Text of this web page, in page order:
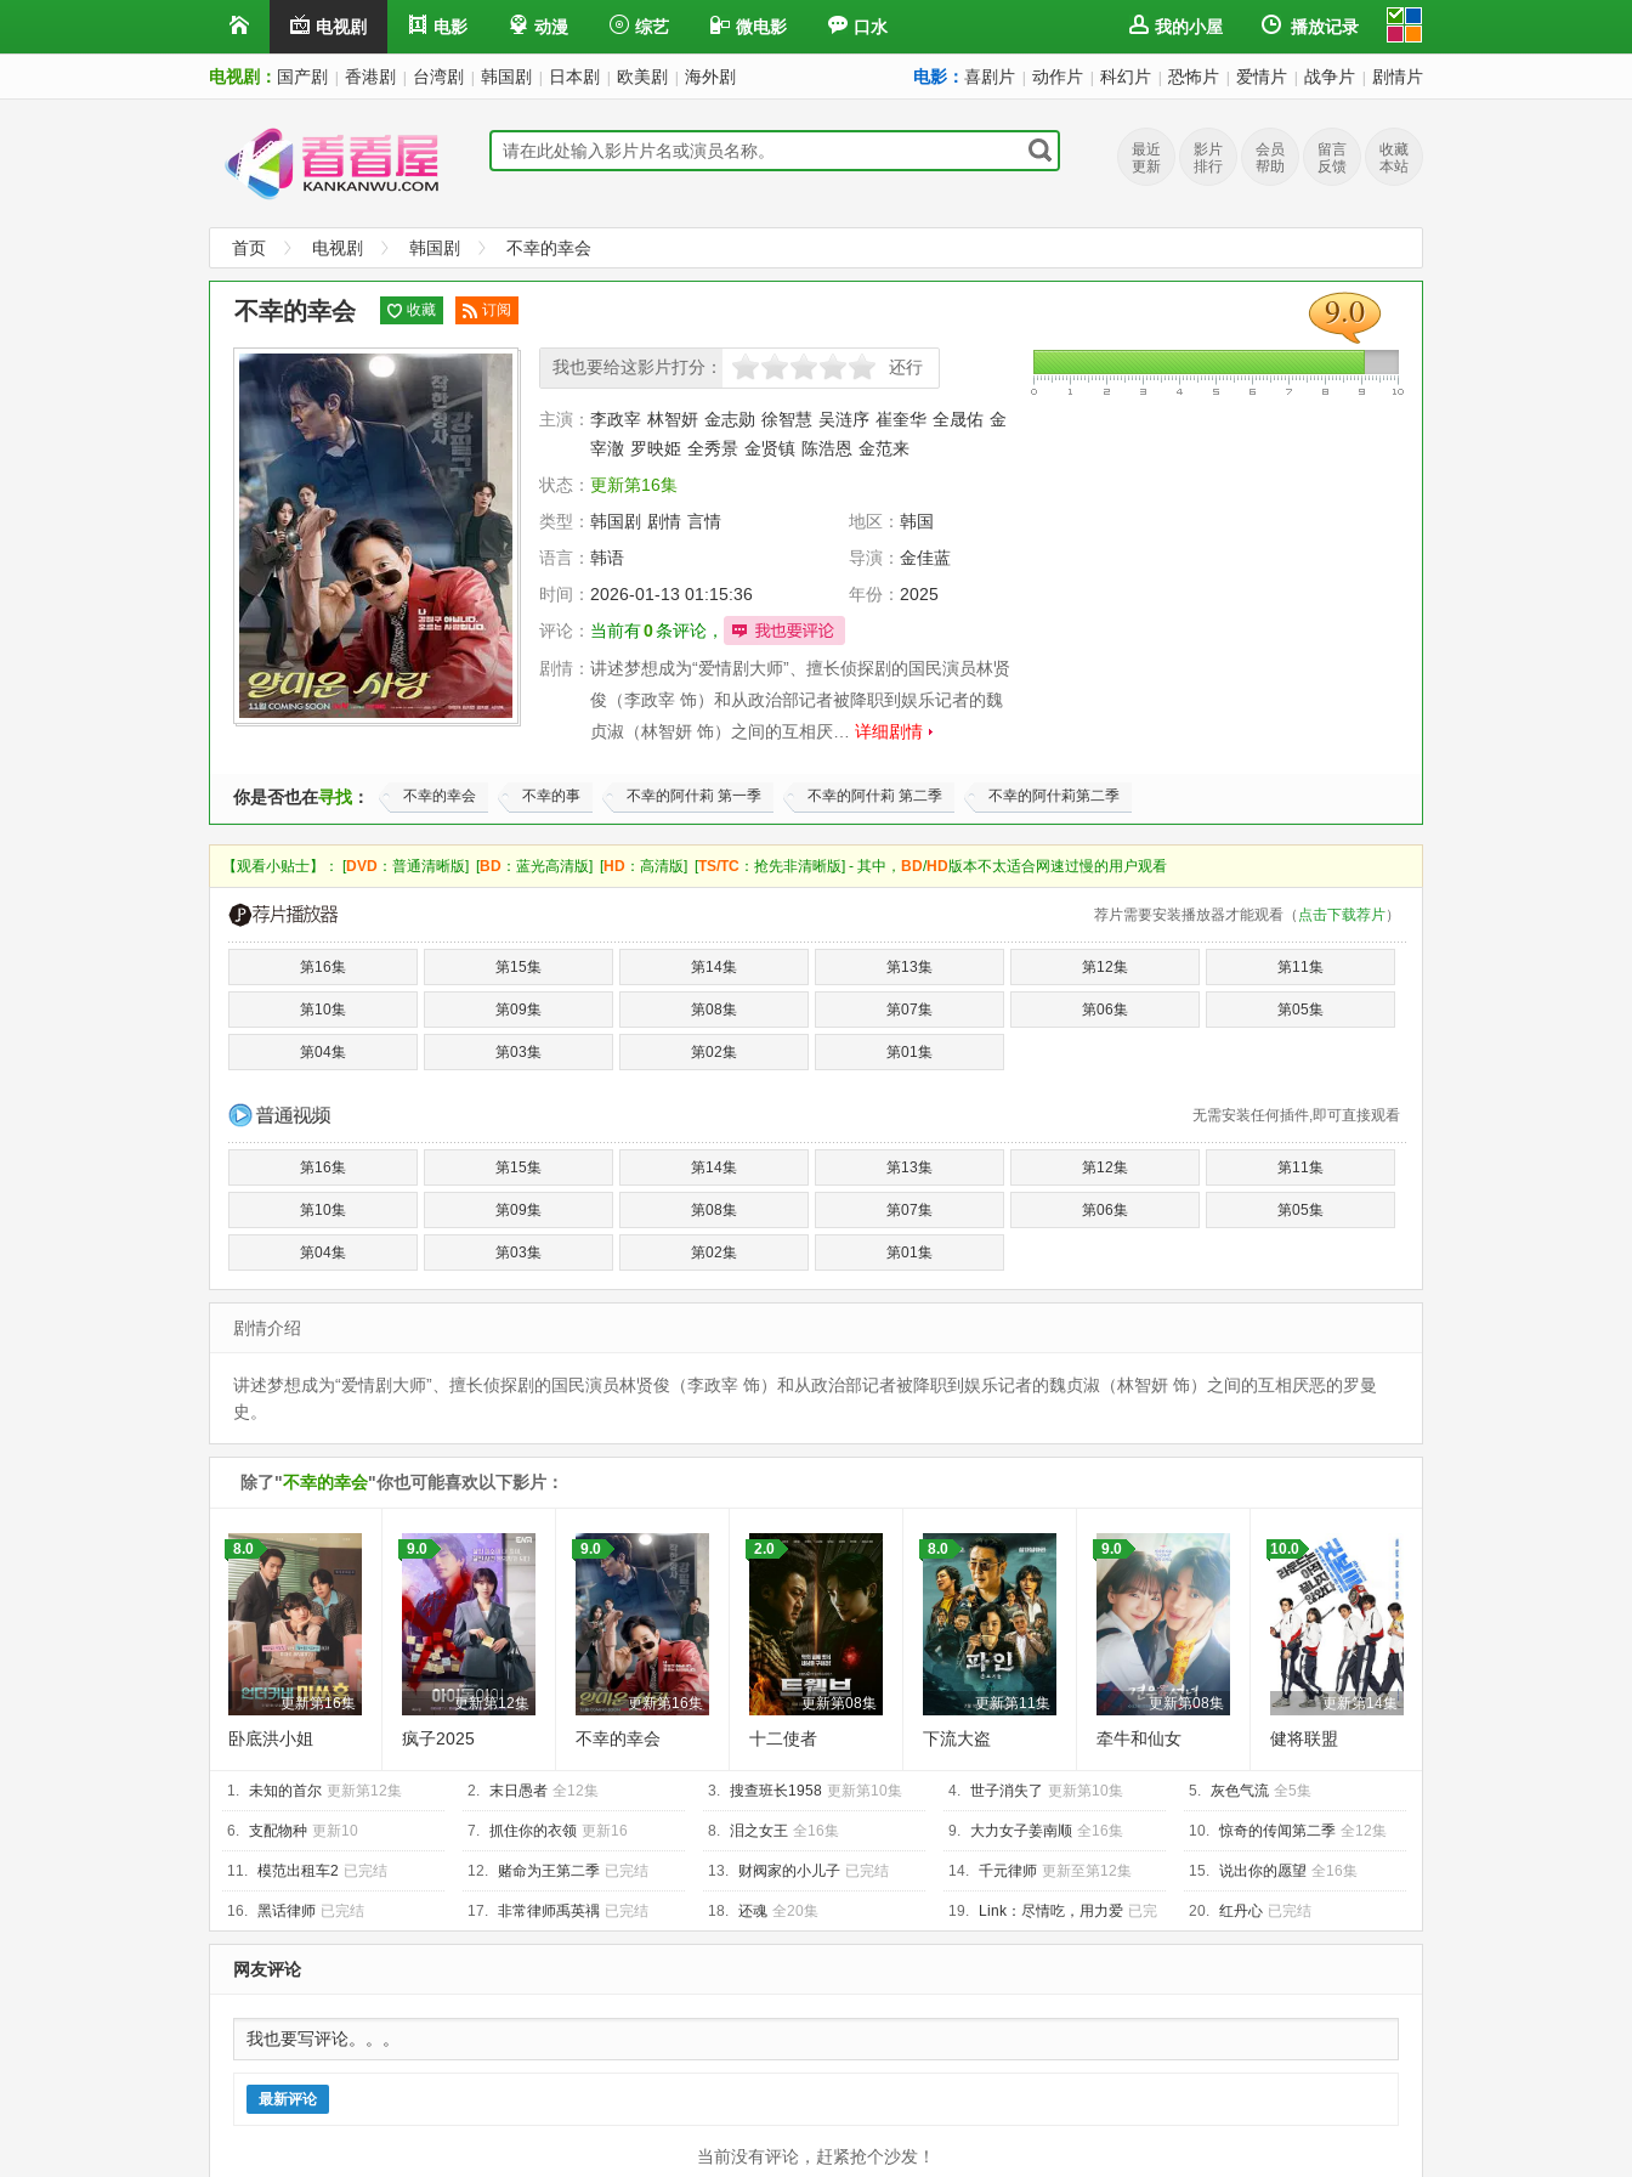
电视剧 电影 动漫 综艺 微电影 口水 我的小屋 播放记录
电视剧： 国产剧 香港剧 台湾剧 韩国剧 日本剧 欧美剧 海外剧 电影： 喜剧片 动作片 科幻片 恐怖片 爱情片 战争片 剧情片
最近
更新
影片
排行
会员
帮助
留言
反馈
收藏
本站
首页 电视剧 韩国剧 不幸的幸会
9.0
9.0
不幸的幸会 收藏
订阅
阅
我也要给这影片打分：
很差较差 还行推荐 力荐 还行
主演： 李政宰 林智妍 金志勋 徐智慧 吴涟序 崔奎华 全晟佑 金
宰澈 罗映姫 全秀景 金贤镇 陈浩恩 金范来
状态： 更新第16集
类型： 韩国剧 剧情 言情 地区： 韩国
语言： 韩语 导演： 金佳蓝
时间： 2026-01-13 01:15:36 年份： 2025
评论： 当前有0条评论，
剧情： 讲述梦想成为“爱情剧大师”、擅长侦探剧的国民演员林贤
俊（李政宰 饰）和从政治部记者被降职到娱乐记者的魏
贞淑（林智妍 饰）之间的互相厌… 详细剧情
你是否也在寻找 ： 不幸的幸会 不幸的事 不幸的阿什莉 第一季 不幸的阿什莉 第二季 不幸的阿什莉第二季
【观看小贴士】： [DVD ：普通清晰版] [BD ：蓝光高清版] [HD ：高清版] [TS/TC ：抢先非清晰版] - 其中， BD/HD版本不太适合网速过慢的用户观看
荐片需要安装播放器才能观看（ 点击下载荐片）
第16集 第15集 第14集 第13集 第12集 第11集
第10集 第09集 第08集 第07集 第06集 第05集
第04集 第03集 第02集 第01集
无需安装任何插件,即可直接观看
第16集 第15集 第14集 第13集 第12集 第11集
第10集 第09集 第08集 第07集 第06集 第05集
第04集 第03集 第02集 第01集
剧情介绍
讲述梦想成为“爱情剧大师”、擅长侦探剧的国民演员林贤俊（李政宰 饰）和从政治部记者被降职到娱乐记者的魏贞淑（林智妍 饰）之间的互相厌恶的罗曼
史。
除了"不幸的幸会"你也可能喜欢以下影片：
更新第16集
8.0
卧底洪小姐
更新第12集
9.0
疯子2025
更新第16集
9.0
不幸的幸会
更新第08集
2.0
十二使者
更新第11集
8.0
下流大盗
更新第08集
9.0
牵牛和仙女
更新第14集
10.0
健将联盟
1. 未知的首尔 更新第12集 2. 末日愚者 全12集 3. 搜查班长1958 更新第10集 4. 世子消失了 更新第10集 5. 灰色气流 全5集
6. 支配物种 更新10 7. 抓住你的衣领 更新16 8. 泪之女王 全16集 9. 大力女子姜南顺 全16集 10. 惊奇的传闻第二季 全12集
11. 模范出租车2 已完结 12. 赌命为王第二季 已完结 13. 财阀家的小儿子 已完结 14. 千元律师 更新至第12集 15. 说出你的愿望 全16集
16. 黑话律师 已完结 17. 非常律师禹英禑 已完结 18. 还魂 全20集 19. Link：尽情吃，用力爱 已完
结
20. 红丹心 已完结
网友评论
最新评论
当前没有评论，赶紧抢个沙发！